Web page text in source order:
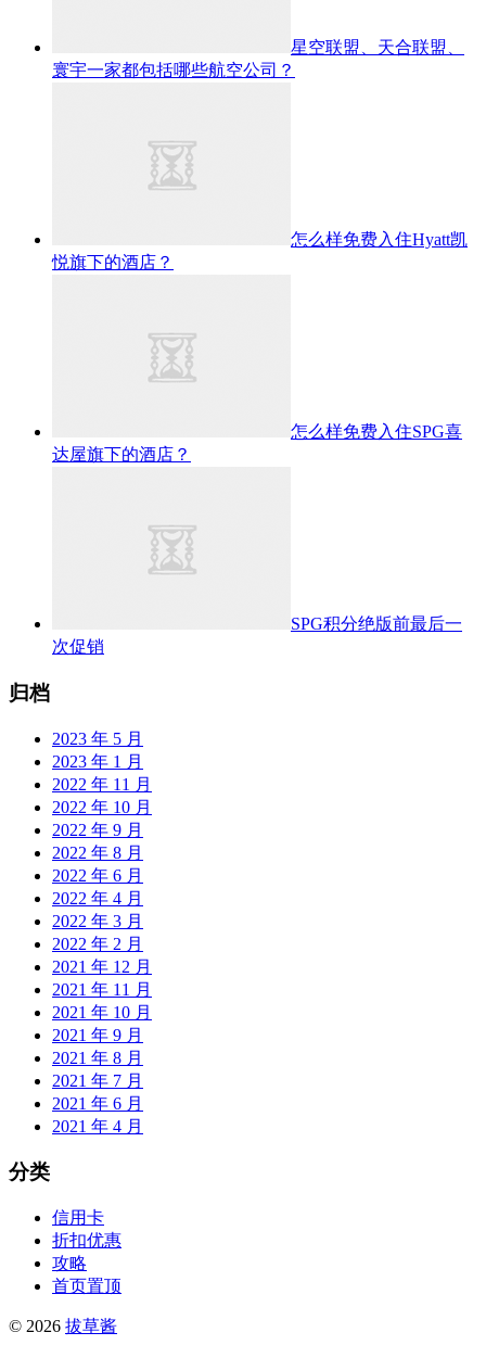
星空联盟、天合联盟、
寰宇一家都包括哪些航空公司？
怎么样免费入住Hyatt凯
悦旗下的酒店？
怎么样免费入住SPG喜
达屋旗下的酒店？
SPG积分绝版前最后一
次促销
归档
2023 年 5 月
2023 年 1 月
2022 年 11 月
2022 年 10 月
2022 年 9 月
2022 年 8 月
2022 年 6 月
2022 年 4 月
2022 年 3 月
2022 年 2 月
2021 年 12 月
2021 年 11 月
2021 年 10 月
2021 年 9 月
2021 年 8 月
2021 年 7 月
2021 年 6 月
2021 年 4 月
分类
信用卡
折扣优惠
攻略
首页置顶
© 2026 拔草酱